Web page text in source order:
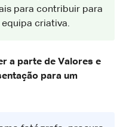
para contribuir para
criativa.
a parte de Valores e
para um